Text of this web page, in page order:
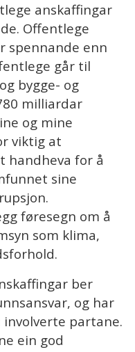
anskaffingar
Offentlege
spennande enn
går til
bygge- og
milliardar
og mine
viktig at
handheva for å
sine
føresegn om å
som klima,
ber
og har
partane.
ein god